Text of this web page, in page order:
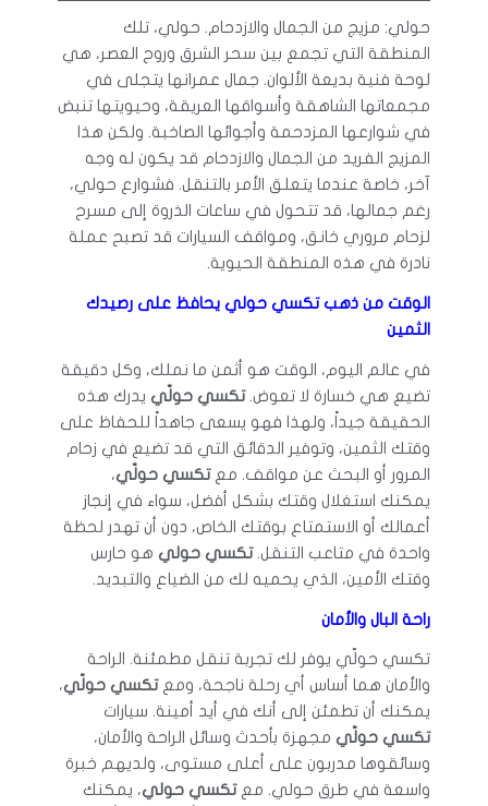
حولي: مزيج من الجمال والازدحام. حولي، تلك
المنطقة التي تجمع بين سحر الشرق وروح العصر، هي
لوحة فنية بديعة الألوان. جمال عمرانها يتجلى في
مجمعاتها الشاهقة وأسواقها العريقة، وحيويتها تنبض
في شوارعها المزدحمة وأجوائها الصاخبة. ولكن هذا
المزيج الفريد من الجمال والازدحام قد يكون له وجه
آخر، خاصة عندما يتعلق الأمر بالتنقل. فشوارع حولي،
رغم جمالها، قد تتحول في ساعات الذروة إلى مسرح
لزحام مروري خانق، ومواقف السيارات قد تصبح عملة
نادرة في هذه المنطقة الحيوية.
الوقت من ذهب تكسي حولي يحافظ على رصيدك
الثمين
في عالم اليوم، الوقت هو أثمن ما نملك، وكل دقيقة
تضيع هي خسارة لا تعوض.تكسي حولّي يدرك هذه
الحقيقة جيداً، ولهذا فهو يسعى جاهداً للحفاظ على
وقتك الثمين، وتوفير الدقائق التي قد تضيع في زحام
المرور أو البحث عن مواقف. معتكسي حولّي،
يمكنك استغلال وقتك بشكل أفضل، سواء في إنجاز
أعمالك أو الاستمتاع بوقتك الخاص، دون أن تهدر لحظة
واحدة في متاعب التنقل.تكسي حولي هو حارس
وقتك الأمين، الذي يحميه لك من الضياع والتبديد.
راحة البال والأمان
تكسي حولّي يوفر لك تجربة تنقل مطمئنة. الراحة
والأمان هما أساس أي رحلة ناجحة، ومعتكسي حولّي،
يمكنك أن تطمئن إلى أنك في أيد أمينة. سيارات
تكسي حولّي مجهزة بأحدث وسائل الراحة والأمان،
وسائقوها مدربون على أعلى مستوى، ولديهم خبرة
واسعة في طرق حولي. معتكسي حولي، يمكنك